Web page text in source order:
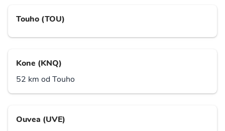
Touho (TOU)
Kone (KNQ)
52 km od Touho
Ouvea (UVE)